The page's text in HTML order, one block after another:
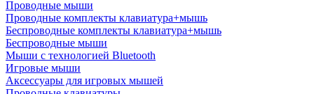
Проводные мыши
Проводные комплекты клавиатура+мышь
Беспроводные комплекты клавиатура+мышь
Беспроводные мыши
Мыши с технологией Bluetooth
Игровые мыши
Аксессуары для игровых мышей